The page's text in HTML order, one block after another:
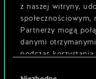
z naszej witryny,
Partnerzy mogą
danymi
podczas